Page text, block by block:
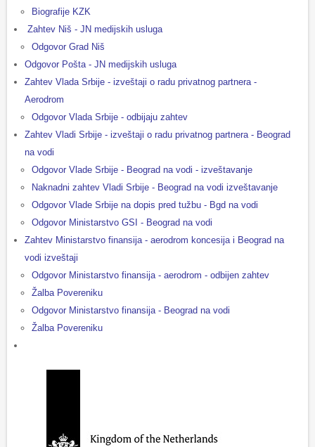
Biografije KZK
Zahtev Niš - JN medijskih usluga
Odgovor Grad Niš
Odgovor Pošta - JN medijskih usluga
Zahtev Vlada Srbije - izveštaji o radu privatnog partnera -
Aerodrom
Odgovor Vlada Srbije - odbijaju zahtev
Zahtev Vladi Srbije - izveštaji o radu privatnog partnera - Beograd
na vodi
Odgovor Vlade Srbije - Beograd na vodi - izveštavanje
Naknadni zahtev Vladi Srbije - Beograd na vodi izveštavanje
Odgovor Vlade Srbije na dopis pred tužbu - Bgd na vodi
Odgovor Ministarstvo GSI - Beograd na vodi
Zahtev Ministarstvo finansija - aerodrom koncesija i Beograd na
vodi izveštaji
Odgovor Ministarstvo finansija - aerodrom - odbijen zahtev
Žalba Povereniku
Odgovor Ministarstvo finansija - Beograd na vodi
Žalba Povereniku